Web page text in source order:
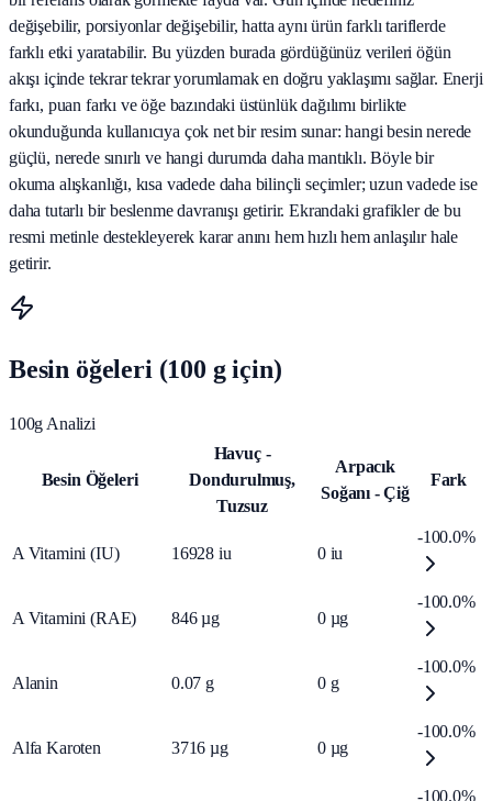
değişebilir, porsiyonlar değişebilir, hatta aynı ürün farklı tariflerde
farklı etki yaratabilir. Bu yüzden burada gördüğünüz verileri öğün
akışı içinde tekrar tekrar yorumlamak en doğru yaklaşımı sağlar. Enerji
farkı, puan farkı ve öğe bazındaki üstünlük dağılımı birlikte
okunduğunda kullanıcıya çok net bir resim sunar: hangi besin nerede
güçlü, nerede sınırlı ve hangi durumda daha mantıklı. Böyle bir
okuma alışkanlığı, kısa vadede daha bilinçli seçimler; uzun vadede ise
daha tutarlı bir beslenme davranışı getirir. Ekrandaki grafikler de bu
resmi metinle destekleyerek karar anını hem hızlı hem anlaşılır hale
getirir.
Besin öğeleri (100 g için)
100g Analizi
Besin Öğeleri
Havuç -
Dondurulmuş,
Tuzsuz
Arpacık
Soğanı - Çiğ
Fark
A Vitamini (IU) 16928 iu 0 iu
-100.0%
A Vitamini (RAE) 846 µg 0 µg
-100.0%
Alanin 0.07 g 0 g
-100.0%
Alfa Karoten 3716 µg 0 µg
-100.0%
-100.0%